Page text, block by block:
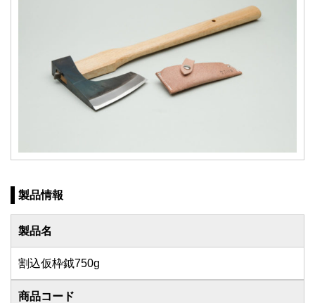
製品情報
製品名
割込仮枠鉞750g
商品コード